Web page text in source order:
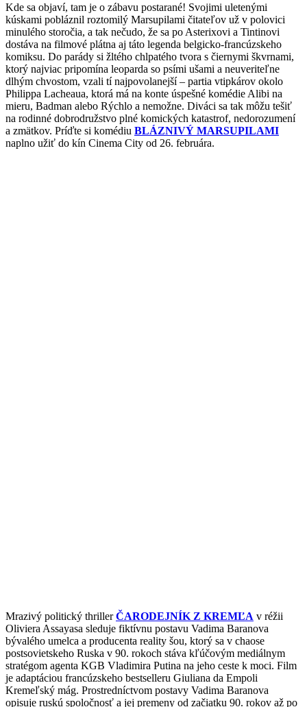
Kde sa objaví, tam je o zábavu postarané! Svojimi uletenými
kúskami pobláznil roztomilý Marsupilami čitateľov už v polovici
minulého storočia, a tak nečudo, že sa po Asterixovi a Tintinovi
dostáva na filmové plátna aj táto legenda belgicko-francúzskeho
komiksu. Do parády si žltého chlpatého tvora s čiernymi škvrnami,
ktorý najviac pripomína leoparda so psími ušami a neuveriteľne
dlhým chvostom, vzali tí najpovolanejší – partia vtipkárov okolo
Philippa Lacheaua, ktorá má na konte úspešné komédie Alibi na
mieru, Badman alebo Rýchlo a nemožne. Diváci sa tak môžu tešiť
na rodinné dobrodružstvo plné komických katastrof, nedorozumení
a zmätkov. Príďte si komédiu BLÁZNIVÝ MARSUPILAMI
naplno užiť do kín Cinema City od 26. februára.
Mrazivý politický thrillerČARODEJNÍK Z KREMĽA v réžii
Oliviera Assayasa sleduje fiktívnu postavu Vadima Baranova
bývalého umelca a producenta reality šou, ktorý sa v chaose
postsovietskeho Ruska v 90. rokoch stáva kľúčovým mediálnym
stratégom agenta KGB Vladimira Putina na jeho ceste k moci. Film
je adaptáciou francúzskeho bestselleru Giuliana da Empoli
Kremeľský mág. Prostredníctvom postavy Vadima Baranova
opisuje ruskú spoločnosť a jej premeny od začiatku 90. rokov až po